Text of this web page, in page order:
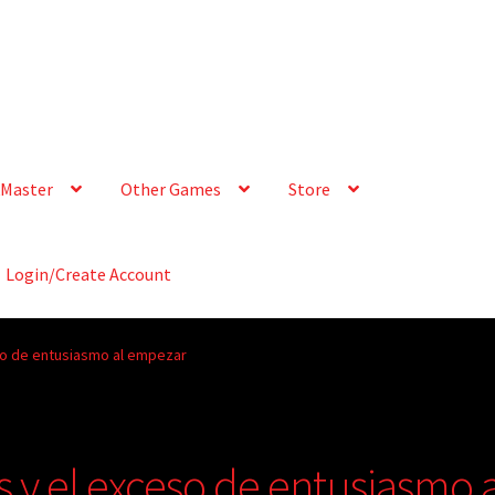
Other Games Store
Login/Create Account
de entusiasmo al empezar